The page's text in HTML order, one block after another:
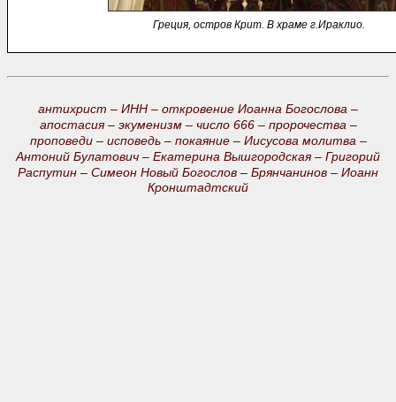
Греция, остров Крит. В храме г.Ираклио.
антихрист – ИНН – откровение Иоанна Богослова –
апостасия – экуменизм – число 666 – пророчества –
проповеди – исповедь – покаяние – Иисусова молитва –
Антоний Булатович – Екатерина Вышгородская – Григорий
Распутин – Симеон Новый Богослов – Брянчанинов – Иоанн
Кронштадтский